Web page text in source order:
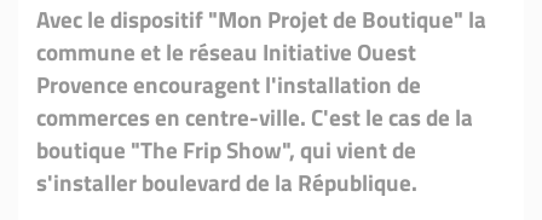
Avec le dispositif "Mon Projet de Boutique" la
commune et le réseau Initiative Ouest
Provence encouragent l'installation de
commerces en centre-ville. C'est le cas de la
boutique "The Frip Show", qui vient de
s'installer boulevard de la République.